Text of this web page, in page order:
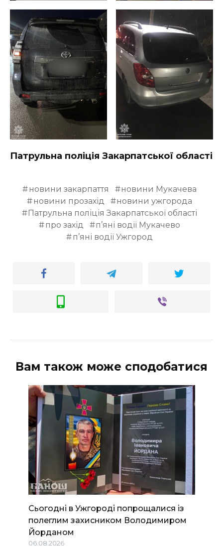
Патрульна поліція Закарпатської області
новини закарпаття
новини Мукачева
новини прозахід
новини ужгорода
Патрульна поліція Закарпатської області
про захід
п’яні водії Мукачево
п’яні водії Ужгород
Вам також може сподобатися
Сьогодні в Ужгороді попрощалися із
полеглим захисником Володимиром
Йорданом
06.08.2026